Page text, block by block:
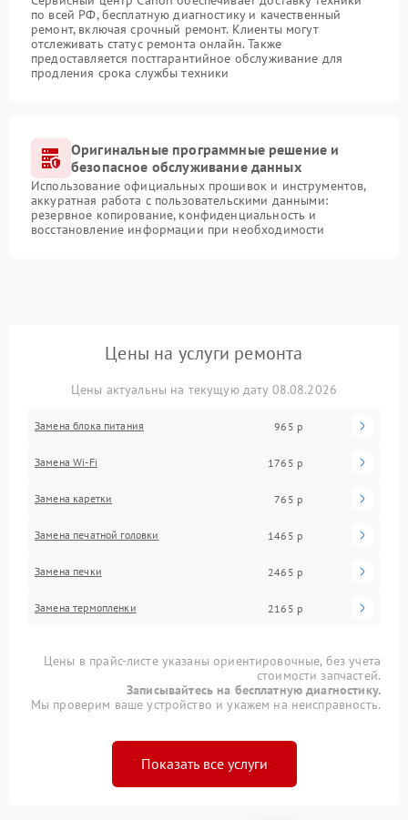
по всей РФ, бесплатную диагностику и качественный
ремонт, включая срочный ремонт. Клиенты могут
отслеживать статус ремонта онлайн. Также
предоставляется постгарантийное обслуживание для
продления срока службы техники
Оригинальные программные решение и
безопасное обслуживание данных
Использование официальных прошивок и инструментов,
аккуратная работа с пользовательскими данными:
резервное копирование, конфиденциальность и
восстановление информации при необходимости
Цены на услуги ремонта
Цены актуальны на текущую дату 08.08.2026
Замена блока питания 965 р
Замена Wi-Fi 1765 р
Замена каретки 765 р
Замена печатной головки 1465 р
Замена печки 2465 р
Замена термопленки 2165 р
Цены в прайс-листе указаны ориентировочные, без учета
стоимости запчастей.
Записывайтесь на бесплатную диагностику.
Мы проверим ваше устройство и укажем на неисправность.
Показать все услуги